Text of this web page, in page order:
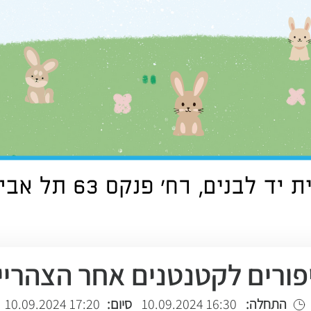
לקטנטנים אחר
התחלה: 16:30 10.09.2024 סיום: 17:20 10.09.2024